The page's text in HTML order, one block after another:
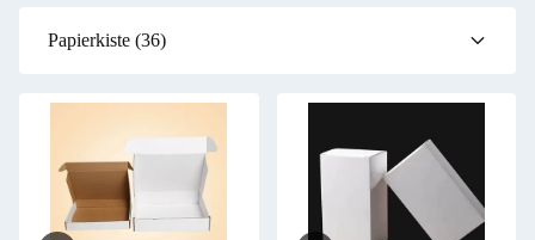
Papierkiste (36)